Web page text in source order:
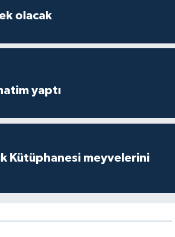
olacak
yaptı
Kütüphanesi meyvelerini